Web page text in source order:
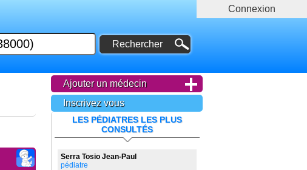
Connexion
Ajouter un médecin
Inscrivez vous
LES PÉDIATRES LES PLUS
CONSULTÉS
Serra Tosio Jean-Paul
pédiatre